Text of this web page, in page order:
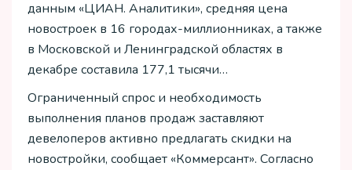
данным «ЦИАН. Аналитики», средняя цена
новостроек в 16 городах-миллионниках, а также
в Московской и Ленинградской областях в
декабре составила 177,1 тысячи…
Ограниченный спрос и необходимость
выполнения планов продаж заставляют
девелоперов активно предлагать скидки на
новостройки, сообщает «Коммерсант». Согласно